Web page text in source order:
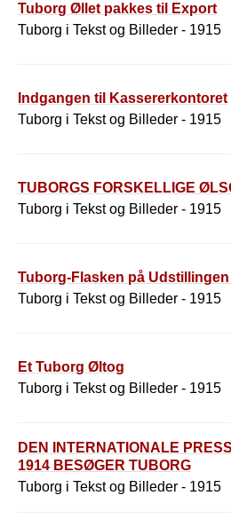
Tuborg Øllet pakkes til Export
Tuborg i Tekst og Billeder - 1915
Indgangen til Kassererkontoret
Tuborg i Tekst og Billeder - 1915
TUBORGS FORSKELLIGE
Tuborg i Tekst og Billeder - 1915
Tuborg-Flasken på Udstillingen
Tuborg i Tekst og Billeder - 1915
Et Tuborg Øltog
Tuborg i Tekst og Billeder - 1915
DEN INTERNATIONALE
1914 BESØGER TUBORG
Tuborg i Tekst og Billeder - 1915